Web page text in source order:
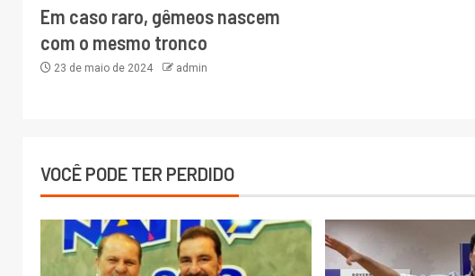
Em caso raro, gêmeos nascem
com o mesmo tronco
23 de maio de 2024 admin
VOCÊ PODE TER PERDIDO